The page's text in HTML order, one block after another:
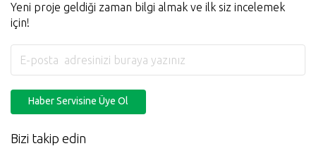
Yeni proje geldiği zaman bilgi almak ve ilk siz incelemek
için!
Haber Servisine Üye Ol
Bizi takip edin